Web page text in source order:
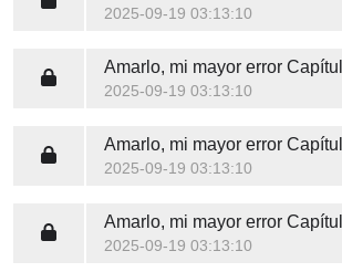
2025-09-19 03:13:10
Amarlo, mi mayor error
2025-09-19 03:13:10
Amarlo, mi mayor error
2025-09-19 03:13:10
Amarlo, mi mayor error
2025-09-19 03:13:10